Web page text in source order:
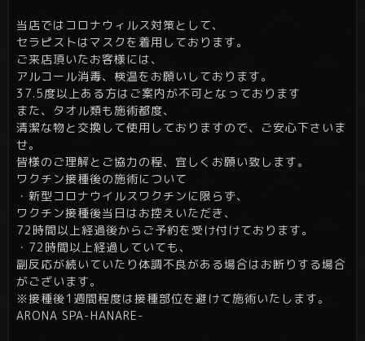
当店ではコロナウィルス対策として、
セラピストはマスクを着用しております。
ご来店頂いたお客様には、
アルコール消毒、検温をお願いしております。
37.5度以上ある方はご案内が不可となっております
また、タオル類も施術都度、
清潔な物と交換して使用しておりますので、ご安心下さいま
せ。
皆様のご理解とご協力の程、宜しくお願い致します。
ワクチン接種後の施術について
・新型コロナウイルスワクチンに限らず、
ワクチン接種後当日はお控えいただき、
72時間以上経過後からご予約を受け付けております。
・72時間以上経過していても、
副反応が続いていたり体調不良がある場合はお断りする場合
がございます。
※接種後1週間程度は接種部位を避けて施術いたします。
ARONA SPA-HANARE-